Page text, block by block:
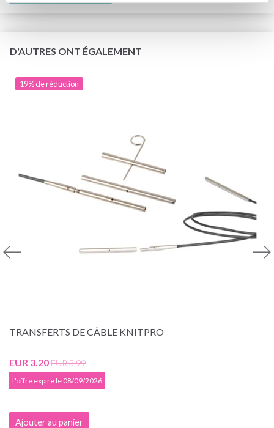
D'AUTRES ONT ÉGALEMENT
19% de réduction
TRANSFERTS DE CÂBLE KNITPRO
EUR 3.20EUR 3.99
L'offre expire le 08/09/2026
Ajouter au panier